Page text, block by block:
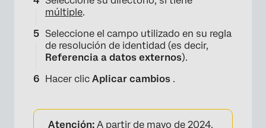
múltiple.
Seleccione el campo utilizado en su regla
de resolución de identidad (es decir,
Referencia a datos externos).
Hacer clic Aplicar cambios .
Atención: A partir de mayo de 2024,